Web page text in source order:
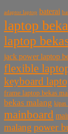
adaptor laptop baterai
laptop
laptop
jack power laptop
flexible
keyboard
frame laptop bekas
bekas malang kipas
mainboard
malang power